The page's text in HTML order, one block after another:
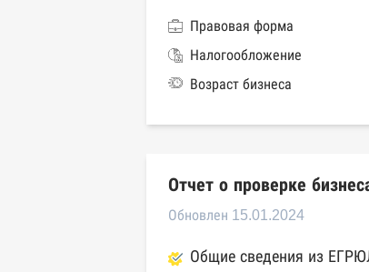
Правовая форма
Налогообложение
Возраст бизнеса
Отчет о проверке
Обновлен 15.01.2024
Общие сведения из